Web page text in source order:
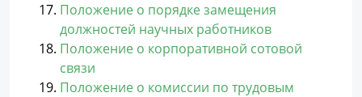
Положение о порядке замещения
должностей научных работников
Положение о корпоративной сотовой
связи
Положение о комиссии по трудовым